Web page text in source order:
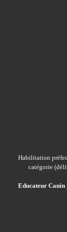
Habilitation
catégorie
Educateur Canin